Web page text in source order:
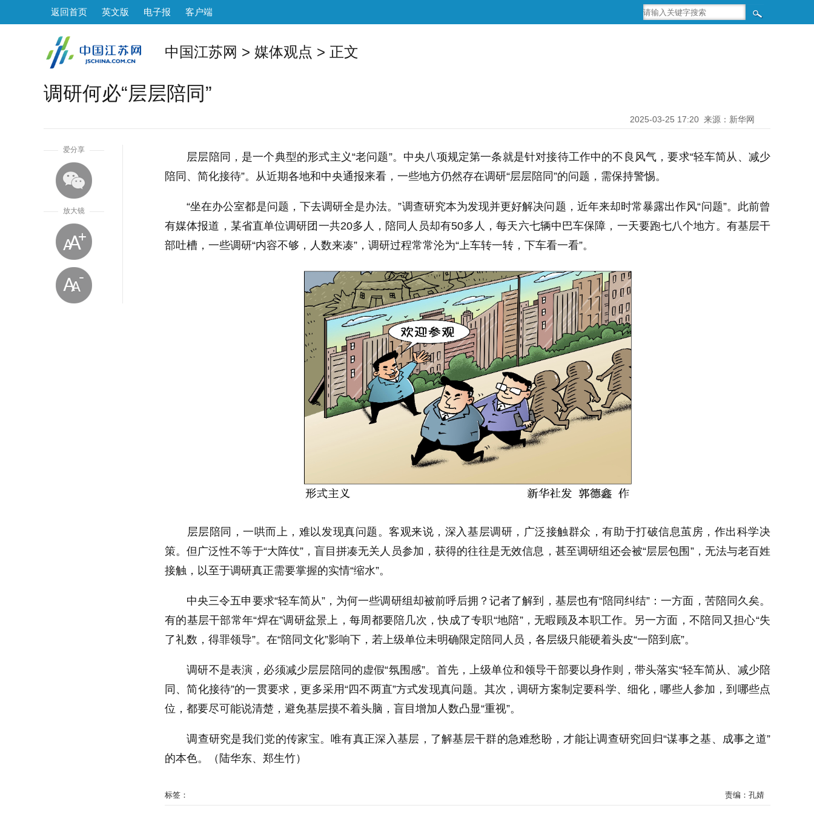
返回首页 英文版 电子报 客户端
中国江苏网 > 媒体观点 > 正文
调研何必“层层陪同”
2025-03-25 17:20 来源：新华网
爱分享
放大镜
层层陪同，是一个典型的形式主义“老问题”。中央八项规定第一条就是针对接待工作中的不良风气，要求“轻车简从、减少
陪同、简化接待”。从近期各地和中央通报来看，一些地方仍然存在调研“层层陪同”的问题，需保持警惕。
“坐在办公室都是问题，下去调研全是办法。”调查研究本为发现并更好解决问题，近年来却时常暴露出作风“问题”。此前曾
有媒体报道，某省直单位调研团一共20多人，陪同人员却有50多人，每天六七辆中巴车保障，一天要跑七八个地方。有基层干
部吐槽，一些调研“内容不够，人数来凑”，调研过程常常沦为“上车转一转，下车看一看”。
层层陪同，一哄而上，难以发现真问题。客观来说，深入基层调研，广泛接触群众，有助于打破信息茧房，作出科学决
策。但广泛性不等于“大阵仗”，盲目拼凑无关人员参加，获得的往往是无效信息，甚至调研组还会被“层层包围”，无法与老百姓
接触，以至于调研真正需要掌握的实情“缩水”。
中央三令五申要求“轻车简从”，为何一些调研组却被前呼后拥？记者了解到，基层也有“陪同纠结”：一方面，苦陪同久矣。
有的基层干部常年“焊在”调研盆景上，每周都要陪几次，快成了专职“地陪”，无暇顾及本职工作。另一方面，不陪同又担心“失
了礼数，得罪领导”。在“陪同文化”影响下，若上级单位未明确限定陪同人员，各层级只能硬着头皮“一陪到底”。
调研不是表演，必须减少层层陪同的虚假“氛围感”。首先，上级单位和领导干部要以身作则，带头落实“轻车简从、减少陪
同、简化接待”的一贯要求，更多采用“四不两直”方式发现真问题。其次，调研方案制定要科学、细化，哪些人参加，到哪些点
位，都要尽可能说清楚，避免基层摸不着头脑，盲目增加人数凸显“重视”。
调查研究是我们党的传家宝。唯有真正深入基层，了解基层干群的急难愁盼，才能让调查研究回归“谋事之基、成事之道”
的本色。（陆华东、郑生竹）
标签： 责编：孔婧